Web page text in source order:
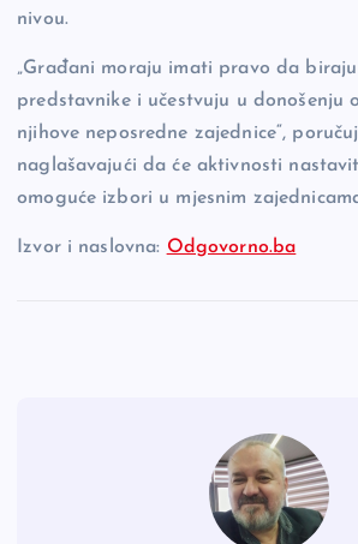
nivou.
„Građani moraju imati pravo da
predstavnike i učestvuju u donošenju
njihove neposredne zajednice“,
naglašavajući da će aktivnosti
omoguće izbori u mjesnim
Izvor i naslovna: Odgovorno.ba